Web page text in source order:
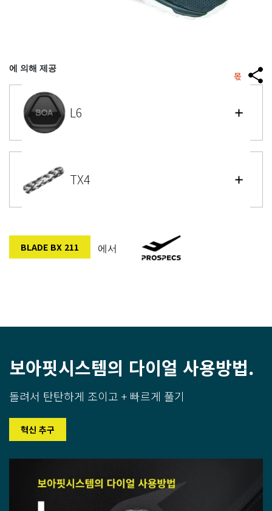
몫
에 의해 제공
L6
TX4
BLADE BX 211 에서
보아핏시스템의 다이얼 사용방법.
돌려서 탄탄하게 조이고 + 빠르게 풀기
혁신 추구